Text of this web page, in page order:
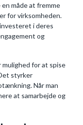
måde at fremme
for virksomheden.
i deres
og
mulighed for at spise
styrker
Når man
at samarbejde og